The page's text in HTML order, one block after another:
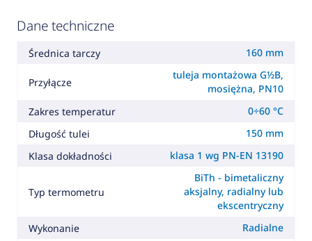
Dane techniczne
Średnica tarczy 160 mm
Przyłącze
tuleja montażowa G½B,
mosiężna, PN10
Zakres temperatur
0÷60 °C
Długość tulei
150 mm
Klasa dokładności
klasa 1 wg PN-EN 13190
Typ termometru
BiTh - bimetaliczny
aksjalny, radialny lub
ekscentryczny
Wykonanie
Radialne